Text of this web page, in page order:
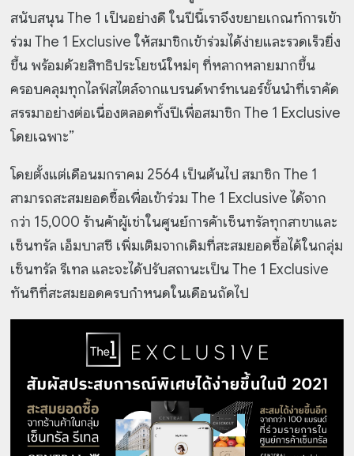
สนับสนุน The 1 เป็นอย่างดี ในปีนี้เราจึงขยายเกณฑ์การเข้า
ร่วม The 1 Exclusive ให้สมาชิกเข้าร่วมได้ง่ายและรวดเร็วยิ่ง
ขึ้น พร้อมด้วยสิทธิประโยชน์ใหม่ๆ ที่หลากหลายมากขึ้น
ครอบคลุมทุกไลฟ์สไตล์จากแบรนด์พาร์ทเนอร์ชั้นนำที่เราคัด
สรรมาอย่างต่อเนื่องตลอดทั้งปีเพื่อสมาชิก The 1 Exclusive
โดยเฉพาะ”
โดยตั้งแต่เดือนมกราคม 2564 เป็นต้นไป สมาชิก The 1
สามารถสะสมยอดซื้อเพื่อเข้าร่วม The 1 Exclusive ได้จาก
กว่า 15,000 ร้านค้าผู้เช่าในศูนย์การค้าเซ็นทรัลทุกสาขาและ
เซ็นทรัล เอ็มบาสซี เพิ่มเติมจากเดิมที่สะสมยอดซื้อได้ในกลุ่ม
เซ็นทรัล รีเทล และจะได้ปรับสถานะเป็น The 1 Exclusive
ทันทีที่สะสมยอดครบกำหนดในเดือนถัดไป